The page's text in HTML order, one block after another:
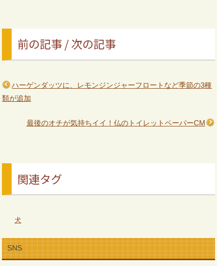
前の記事 / 次の記事
ハーゲンダッツに、レモンジンジャーフロートなど季節の3種
類が追加
最後のオチが気持ちイイ！仏のトイレットペーパーCM
関連タグ
犬
SNS